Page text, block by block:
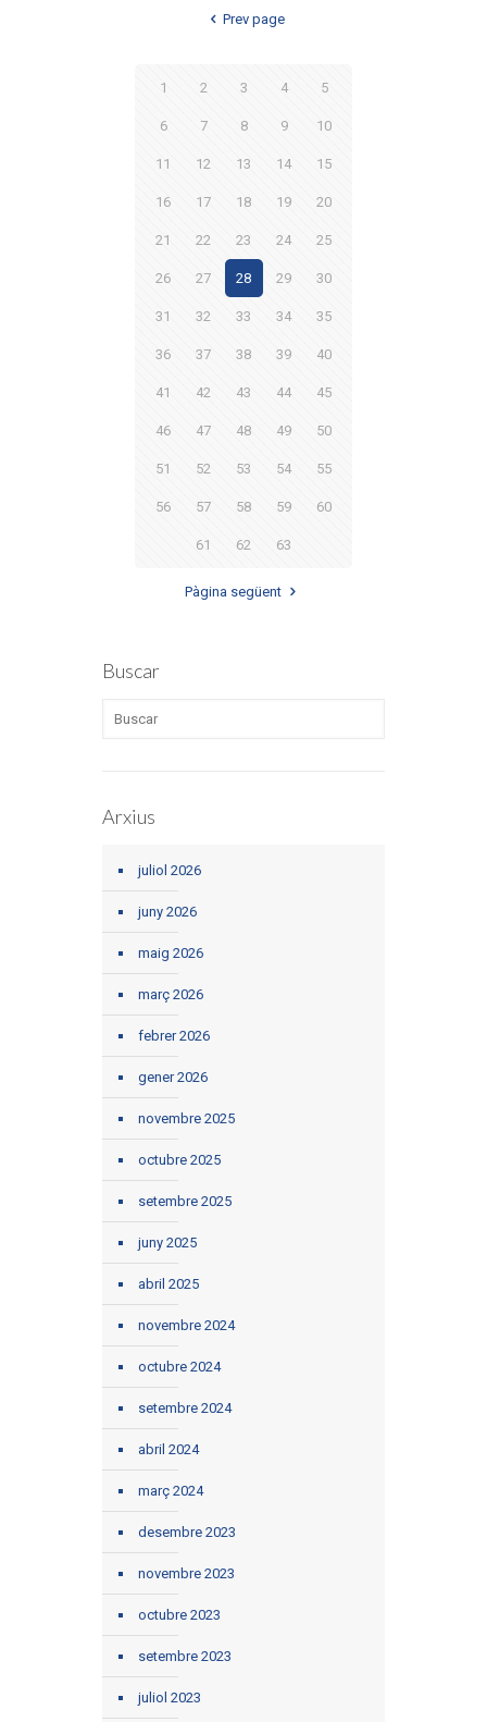
Prev page
1 2 3 4 5
6 7 8 9 10
11 12 13 14 15
16 17 18 19 20
21 22 23 24 25
26 27 28 29 30
31 32 33 34 35
36 37 38 39 40
41 42 43 44 45
46 47 48 49 50
51 52 53 54 55
56 57 58 59 60
61 62 63
Pàgina següent
Buscar
Arxius
juliol 2026
juny 2026
maig 2026
març 2026
febrer 2026
gener 2026
novembre 2025
octubre 2025
setembre 2025
juny 2025
abril 2025
novembre 2024
octubre 2024
setembre 2024
abril 2024
març 2024
desembre 2023
novembre 2023
octubre 2023
setembre 2023
juliol 2023